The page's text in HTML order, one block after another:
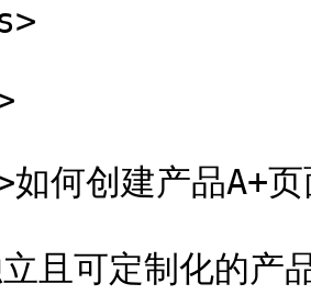
如何创建产品A+
且可定制化的产